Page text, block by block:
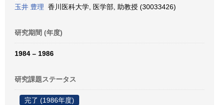
玉井 豊理 香川医科大学, 医学部, 助教授 (30033426)
研究期間 (年度)
1984 – 1986
研究課題ステータス
完了 (1986年度)